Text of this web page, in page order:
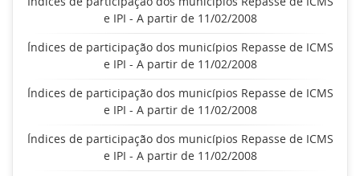
e IPI - A partir de 11/02/2008
Índices de participação dos municípios Repasse de ICMS
e IPI - A partir de 11/02/2008
Índices de participação dos municípios Repasse de ICMS
e IPI - A partir de 11/02/2008
Índices de participação dos municípios Repasse de ICMS
e IPI - A partir de 11/02/2008